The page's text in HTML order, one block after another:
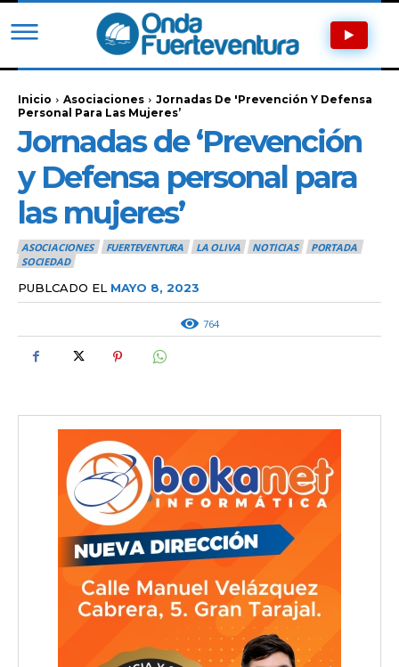
Inicio Asociaciones
Jornadas De 'Prevención Y Defensa
Personal Para Las Mujeres’
Jornadas de ‘Prevención
y Defensa personal para
las mujeres’
ASOCIACIONES FUERTEVENTURA LA OLIVA NOTICIAS
PORTADA
SOCIEDAD
PUBLCADO EL MAYO 8, 2023
764